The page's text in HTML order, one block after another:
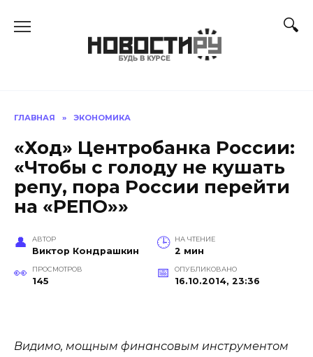
ГЛАВНАЯ » ЭКОНОМИКА
«Ход» Центробанка России:
«Чтобы с голоду не кушать
репу, пора России перейти
на «РЕПО»»
АВТОР
Виктор Кондрашкин
НА ЧТЕНИЕ
2 мин
ПРОСМОТРОВ
145
ОПУБЛИКОВАНО
16.10.2014, 23:36
Видимо, мощным финансовым инструментом